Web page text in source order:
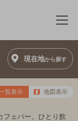
メ
現在地から探す
覧表示 地図表示
フェバー。ひとり飲